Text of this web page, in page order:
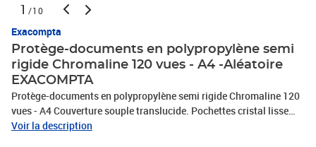
1 /10
Exacompta
Protège-documents en polypropylène semi
rigide Chromaline 120 vues - A4 -Aléatoire
EXACOMPTA
Protège-documents en polypropylène semi rigide Chromaline 120
vues - A4 Couverture souple translucide. Pochettes cristal lisse
haute transparence.
Voir la description